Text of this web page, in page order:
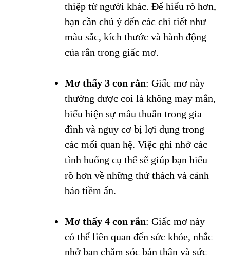
thiệp từ người khác. Để hiểu rõ hơn,
bạn cần chú ý đến các chi tiết như
màu sắc, kích thước và hành động
của rắn trong giấc mơ.
Mơ thấy 3 con rắn: Giấc mơ này
thường được coi là không may mắn,
biểu hiện sự mâu thuẫn trong gia
đình và nguy cơ bị lợi dụng trong
các mối quan hệ. Việc ghi nhớ các
tình huống cụ thể sẽ giúp bạn hiểu
rõ hơn về những thử thách và cảnh
báo tiềm ẩn.
Mơ thấy 4 con rắn: Giấc mơ này
có thể liên quan đến sức khỏe, nhắc
nhở bạn chăm sóc bản thân và sức